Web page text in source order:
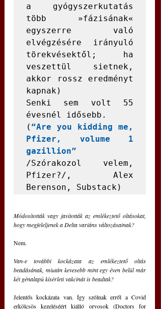
a gyógyszerkutatás
több »fázisának«
egyszerre való
elvégzésére irányuló
törekvésektől; ha
veszettül sietnek,
akkor rossz eredményt
kapnak)
Senki sem volt 55
évesnél idősebb.
( “Are you kidding me,
Pfizer, volume 1
gazillion”
/Szórakozol velem,
Pfizer?/, Alex
Berenson, Substack)
Módosították vagy javították az emlékeztető oltásokat,
hogy megfeleljenek a Delta variáns változásainak?
Nem.
Van-e további kockázata az emlékeztető oltás
beadásának, miután kevesebb mint egy éven belül már
két génalapú kísérleti vakcinát is beadtak?
Jelentős kockázata van. Így szólnak erről a Covid
erkölcsös kezeléséért kiálló orvosok (Doctors for